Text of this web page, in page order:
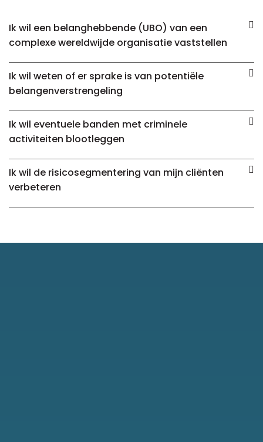
Ik wil een belanghebbende (UBO) van een
complexe wereldwijde organisatie vaststellen
Ik wil weten of er sprake is van potentiële
belangenverstrengeling
Ik wil eventuele banden met criminele
activiteiten blootleggen
Ik wil de risicosegmentering van mijn cliënten
verbeteren